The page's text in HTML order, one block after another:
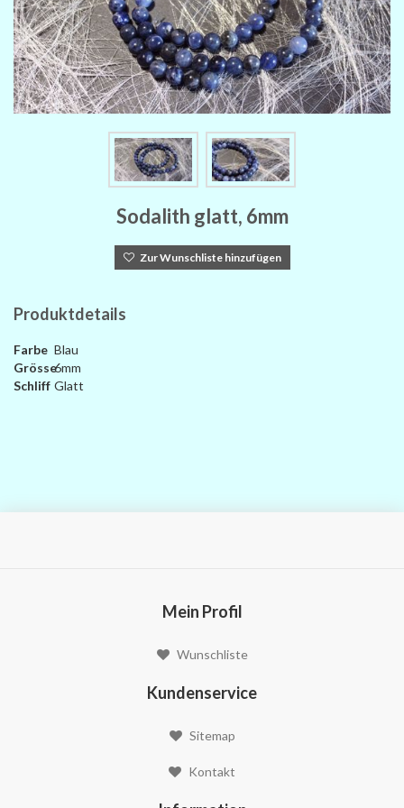
Sodalith glatt, 6mm
Zur Wunschliste hinzufügen
Produktdetails
Farbe Blau
Grösse6mm
Schliff Glatt
Mein Profil
Wunschliste
Kundenservice
Sitemap
Kontakt